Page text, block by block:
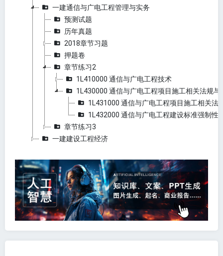
一建通信与广电工程管理与实务
预测试题
历年真题
2018章节习题
押题卷
章节练习2
1L410000 通信与广电工程技术
1L430000 通信与广电工程项目施工相关法规与
1L431000 通信与广电工程项目施工相关法
1L432000 通信与广电工程建设标准强制性
章节练习3
一建建设工程经济